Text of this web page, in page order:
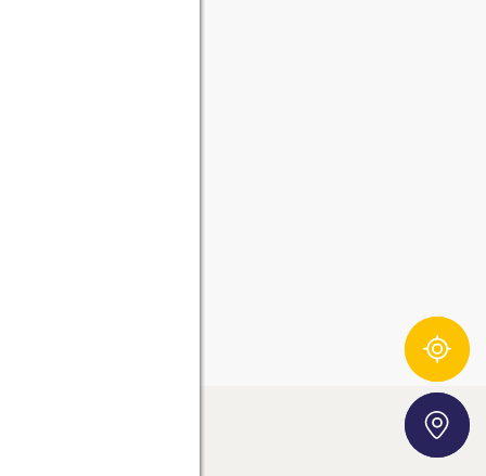
Zutatentracker
Storefinder